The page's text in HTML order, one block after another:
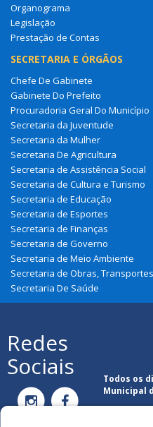
Organograma
Legislação
Prestação de Contas
SECRETARIA E ÓRGÃOS
Chefe De Gabinete
Gabinete Do Prefeito
Procuradoria Geral Do Município
Secretaria da Juventude
Secretaria da Mulher
Secretaria De Agricultura
Secretaria de Assistência Social
Secretaria de Cultura e Turismo
Secretaria de Educação
Secretaria de Esportes
Secretaria de Finanças
Secretaria de Governo
Secretaria de Meio Ambiente
Secretaria de Obras,
Secretaria De Saúde
Redes
Sociais
Todos os
Municipal